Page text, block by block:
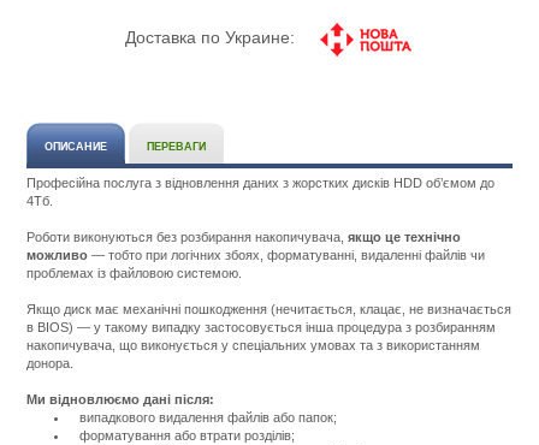
Доставка по Украине:
ОПИСАНИЕ ПЕРЕВАГИ
Професійна послуга з відновлення даних з жорстких дисків HDD об’ємом до
4Тб.
Роботи виконуються без розбирання накопичувача,якщо це технічно
можливо — тобто при логічних збоях, форматуванні, видаленні файлів чи
проблемах із файловою системою.
Якщо диск має механічні пошкодження (нечитається, клацає, не визначається
в BIOS) — у такому випадку застосовується інша процедура з розбиранням
накопичувача, що виконується у спеціальних умовах та з використанням
донора.
Ми відновлюємо дані після:
випадкового видалення файлів або папок;
форматування або втрати розділів;